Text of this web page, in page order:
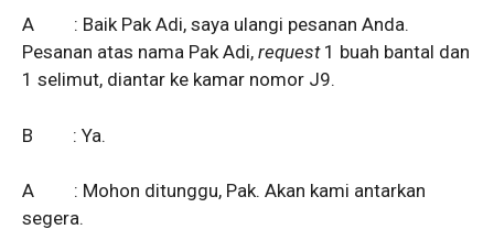
A : Baik Pak Adi, saya ulangi pesanan Anda.
Pesanan atas nama Pak Adi, request 1 buah bantal dan
1 selimut, diantar ke kamar nomor J9.
B : Ya.
A : Mohon ditunggu, Pak. Akan kami antarkan
segera.